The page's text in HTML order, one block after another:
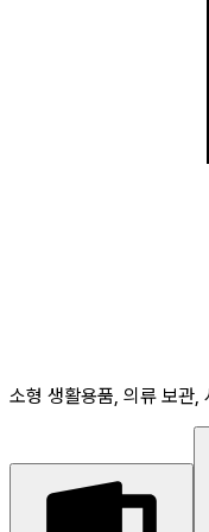
소형 생활용품, 의류 보관,